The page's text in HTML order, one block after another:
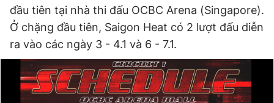
đầu tiên tại nhà thi đấu OCBC Arena (Singapore).
Ở chặng đầu tiên, Saigon Heat có 2 lượt đấu diễn
ra vào các ngày 3 - 4.1 và 6 - 7.1.